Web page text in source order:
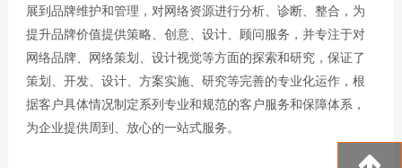
展到品牌维护和管理，对网络资源进行分析、诊断、整合，为
提升品牌价值提供策略、创意、设计、顾问服务，并专注于对
网络品牌、网络策划、设计视觉等方面的探索和研究，保证了
策划、开发、设计、方案实施、研究等完善的专业化运作，根
据客户具体情况制定系列专业和规范的客户服务和保障体系，
为企业提供周到、放心的一站式服务。